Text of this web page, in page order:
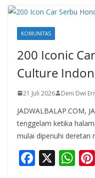
KOMUNITAS
200 Iconic
Culture
21 Juli 2026 Deni Dwi
JADWALBALAP.COM,
tenggelam ketika
mulai dipenuhi deretan
F X W